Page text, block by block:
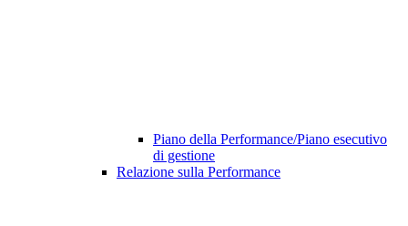
Piano della Performance/Piano esecutivo
di gestione
Relazione sulla Performance